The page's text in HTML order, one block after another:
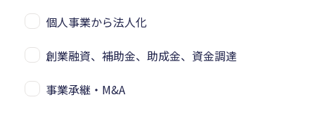
個人事業から法人化
創業融資、補助金、助成金、資金調達
事業承継・M&A